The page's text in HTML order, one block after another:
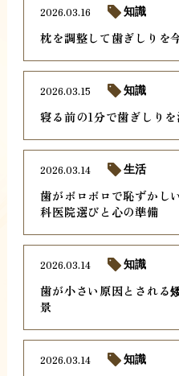
枕を調整して歯ぎしりを
2026.03.16 知識
寝る前の1分で歯ぎしり
2026.03.15 知識
歯がボロボロで恥ずかし
科医院選びと心の準備
2026.03.14 生活
歯が小さい原因とされる
景
2026.03.14 知識
2026.03.14 知識